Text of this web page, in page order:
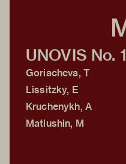
UNOVIS No. 1
Goriacheva, T
Lissitzky, E
Kruchenykh, A
Matiushin, M